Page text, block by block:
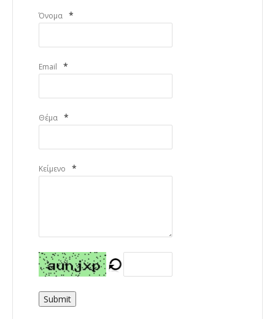
Όνομα *
Email *
Θέμα *
Κείμενο *
Submit